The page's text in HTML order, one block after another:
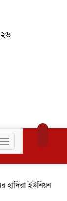
Toggle
navigation
হাদিরা ইউনিয়ন